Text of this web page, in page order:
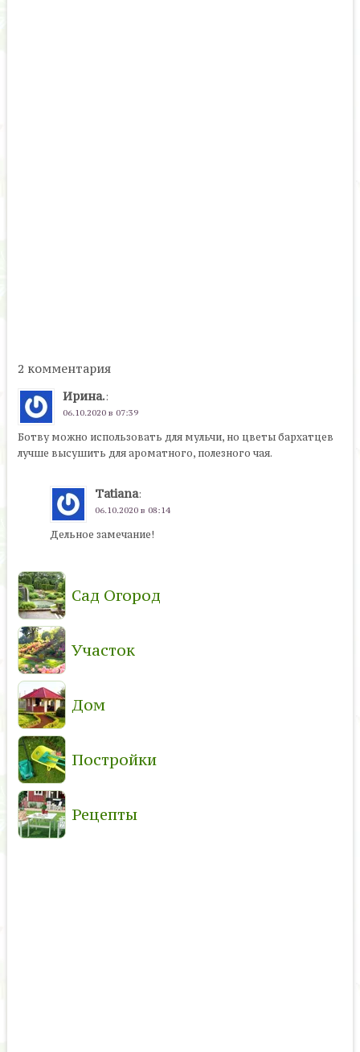
2 комментария
Ирина.:
06.10.2020 в 07:39
Ботву можно использовать для мульчи, но цветы бархатцев
лучше высушить для ароматного, полезного чая.
Tatiana:
06.10.2020 в 08:14
Дельное замечание!
Сад Огород
Участок
Дом
Постройки
Рецепты